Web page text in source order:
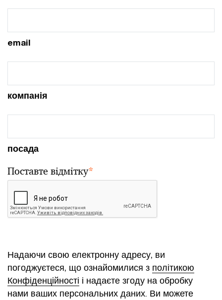
email
компанія
посада
Поставте відмітку*
Надаючи свою електронну адресу, ви
погоджуєтеся, що ознайомилися з політикою
Конфіденційності і надаєте згоду на обробку
нами ваших персональних даних. Ви можете